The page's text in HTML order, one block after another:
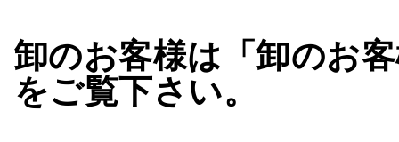
卸のお客様は「卸のお
をご覧下さい。